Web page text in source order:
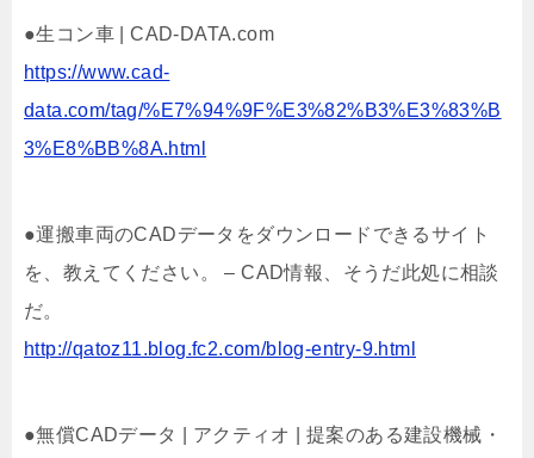
●生コン車 | CAD-DATA.com
https://www.cad-
data.com/tag/%E7%94%9F%E3%82%B3%E3%83%B
3%E8%BB%8A.html
●運搬車両のCADデータをダウンロードできるサイト
を、教えてください。 – CAD情報、そうだ此処に相談
だ。
http://qatoz11.blog.fc2.com/blog-entry-9.html
●無償CADデータ | アクティオ | 提案のある建設機械・